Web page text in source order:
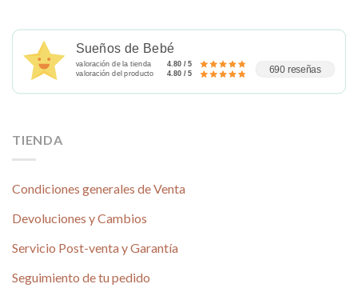
Sueños de Bebé
valoración de la tienda
4.80 / 5
valoración del producto
4.80 / 5 690 reseñas
TIENDA
Condiciones generales de Venta
Devoluciones y Cambios
Servicio Post-venta y Garantía
Seguimiento de tu pedido